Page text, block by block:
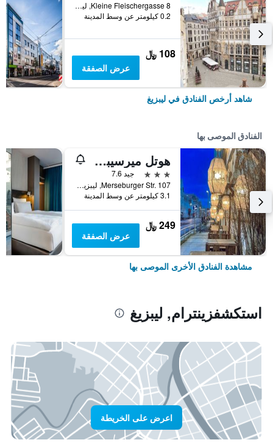
Kleine Fleischergasse 8, ليبزيغ, سكسونيا, ألمانيا
0.2 كيلومتر عن وسط المدينة
108 ﷼
عرض الصفقة
شاهد أرخص الفنادق في ليبزيغ
الفنادق الموصى بها
هوتل ميرسيبرجر هوف
3 نجوم
جيد 7.6
Merseburger Str. 107, ليبزيغ, سكسونيا, ألمانيا
3.1 كيلومتر عن وسط المدينة
249 ﷼
عرض الصفقة
مشاهدة الفنادق الأخرى الموصى بها
استكشفزينترام, ليبزيغ
اعرض على الخريطة